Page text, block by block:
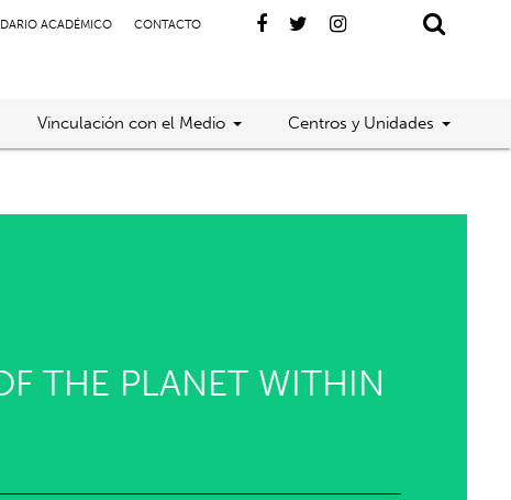
ACADÉMICO CONTACTO
Vinculación con el Medio Centros y Unidades
THE PLANET WITHIN